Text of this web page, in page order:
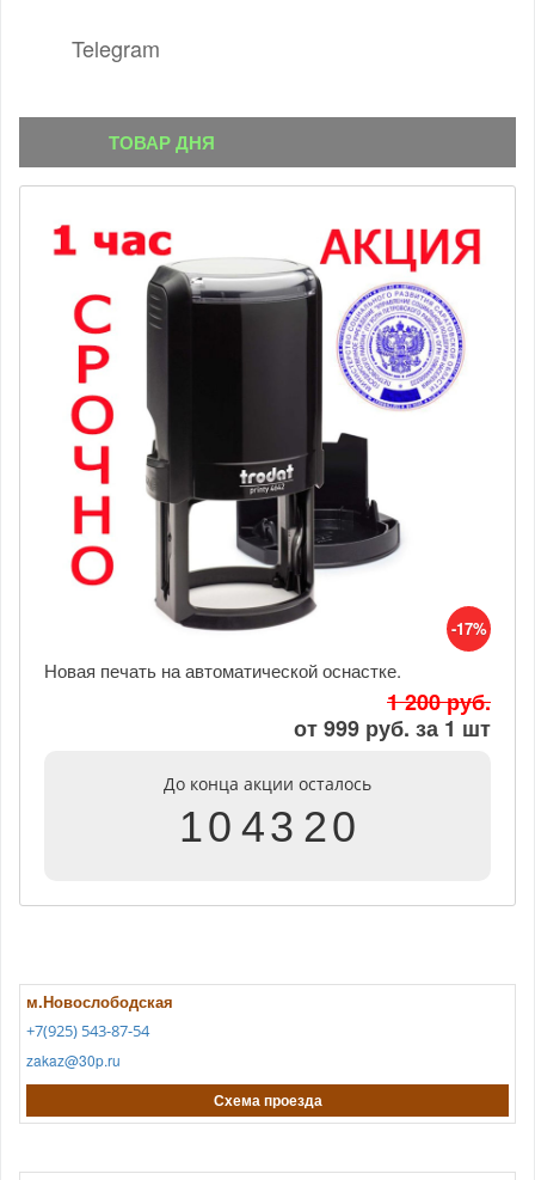
Telegram
ТОВАР ДНЯ
-17%
Новая печать на автоматической оснастке.
от 999 руб. за 1 шт
1 200 руб.
До конца акции осталось
10 43 20
м.Новослободская
+7(925) 543-87-54
zakaz@30p.ru
Схема проезда